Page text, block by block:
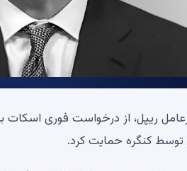
ریپل، از درخواست فوری
توسط کنگره حمایت کرد.